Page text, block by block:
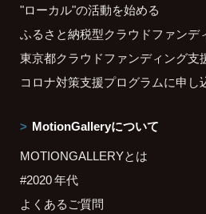
"ローカル"の活動を始める
ふるさと納税型クラウドファンデ
東京都クラウドファンディング支
コロナ対策支援プログラムに申し
MotionGalleryについて
MOTIONGALLERYとは
#2020 年代
よくあるご質問